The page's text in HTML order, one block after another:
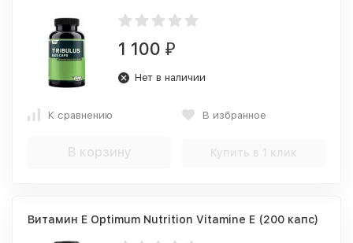
1 100 ₽
Нет в наличии
К сравнению В избранное
В корзину Купить в 1 клик
Витамин Е Optimum Nutrition Vitamine E (200 капс)